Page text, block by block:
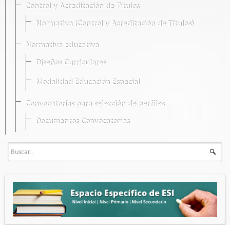
Control y Acreditación de Títulos
Normativa (Control y Acreditación de Títulos)
Normativa educativa
Diseños Curriculares
Modalidad Educación Especial
Convocatorias para selección de perfiles
Documentos Convocatorias